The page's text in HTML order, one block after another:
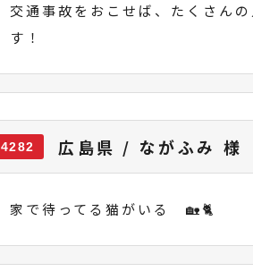
交通事故をおこせば、たくさん
す！
4282 広島県 / ながふみ 様
家で待ってる猫がいる 🏡🐈